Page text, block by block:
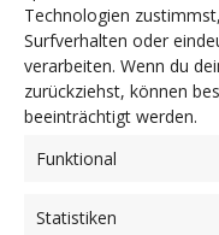
Technologien
Surfverhalten oder
verarbeiten. Wenn du
zurückziehst, können
beeinträchtigt werden.
Funktional
Statistiken